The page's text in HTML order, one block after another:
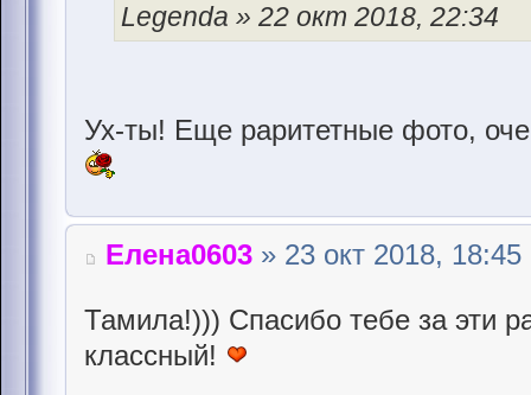
Legenda » 22 окт 2018, 22:34
Ух-ты! Еще раритетные фото,
Елена0603 » 23 окт 2018, 18:45
Тамила!))) Спасибо тебе за эти
классный!